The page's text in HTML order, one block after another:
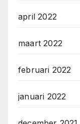
april 2022
maart 2022
februari 2022
januari 2022